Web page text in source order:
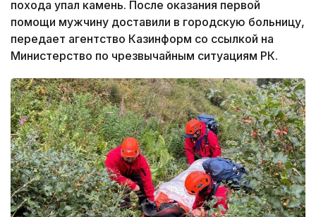
похода упал камень. После оказания первой
помощи мужчину доставили в городскую больницу,
передает агентство Казинформ со ссылкой на
Министерство по чрезвычайным ситуациям РК.